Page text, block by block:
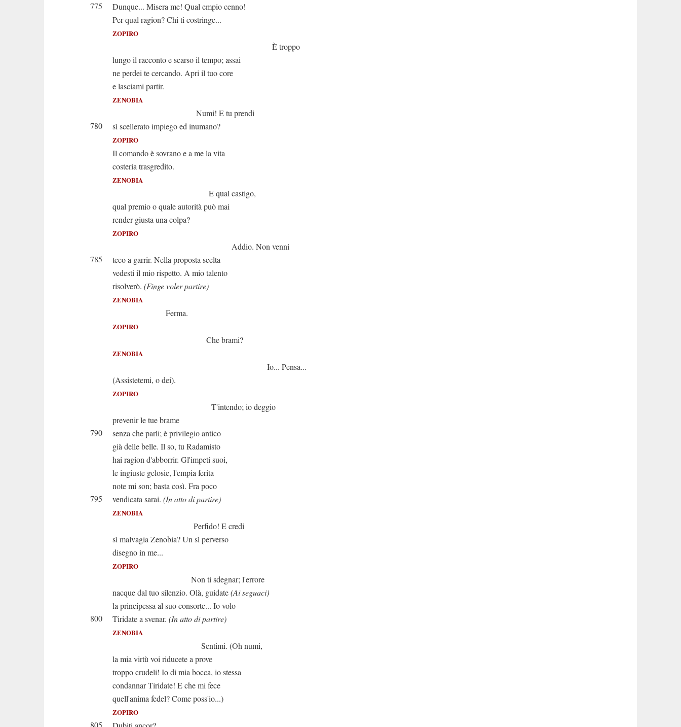
775
Dunque... Misera me! Qual empio cenno!
Per qual ragion? Chi ti costringe...
ZOPIRO
È troppo
lungo il racconto e scarso il tempo; assai
ne perdei te cercando. Apri il tuo core
e lasciami partir.
ZENOBIA
Numi! E tu prendi
780
sì scellerato impiego ed inumano?
ZOPIRO
Il comando è sovrano e a me la vita
costeria trasgredito.
ZENOBIA
E qual castigo,
qual premio o quale autorità può mai
render giusta una colpa?
ZOPIRO
Addio. Non venni
785
teco a garrir. Nella proposta scelta
vedesti il mio rispetto. A mio talento
risolverò. (Finge voler partire)
ZENOBIA
Ferma.
ZOPIRO
Che brami?
ZENOBIA
Io... Pensa...
(Assistetemi, o dei).
ZOPIRO
T'intendo; io deggio
prevenir le tue brame
790
senza che parli; è privilegio antico
già delle belle. Il so, tu Radamisto
hai ragion d'abborrir. Gl'impeti suoi,
le ingiuste gelosie, l'empia ferita
note mi son; basta così. Fra poco
795
vendicata sarai. (In atto di partire)
ZENOBIA
Perfido! E credi
sì malvagia Zenobia? Un sì perverso
disegno in me...
ZOPIRO
Non ti sdegnar; l'errore
nacque dal tuo silenzio. Olà, guidate(Ai seguaci)
la principessa al suo consorte... Io volo
800
Tiridate a svenar. (In atto di partire)
ZENOBIA
Sentimi. (Oh numi,
la mia virtù voi riducete a prove
troppo crudeli! Io di mia bocca, io stessa
condannar Tiridate! E che mi fece
quell'anima fedel? Come poss'io...)
ZOPIRO
805